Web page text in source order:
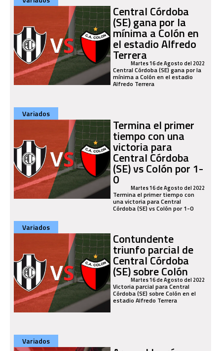
Central Córdoba
(SE) gana por la
mínima a Colón en
el estadio Alfredo
TerreraMartes 16 de Agosto del 2022
Central Córdoba (SE) gana por la
mínima a Colón en el estadio
Alfredo Terrera
Variados
Termina el primer
tiempo con una
victoria para
Central Córdoba
(SE) vs Colón por 1-
0 Martes 16 de Agosto del 2022
Termina el primer tiempo con
una victoria para Central
Córdoba (SE) vs Colón por 1-0
Variados
Contundente
triunfo parcial de
Central Córdoba
(SE) sobre Colón
Martes 16 de Agosto del 2022
Victoria parcial para Central
Córdoba (SE) sobre Colón en el
estadio Alfredo Terrera
Variados